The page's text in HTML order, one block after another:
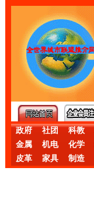
政府 社团 科教
金属
机电 化学
皮革
家具 制造